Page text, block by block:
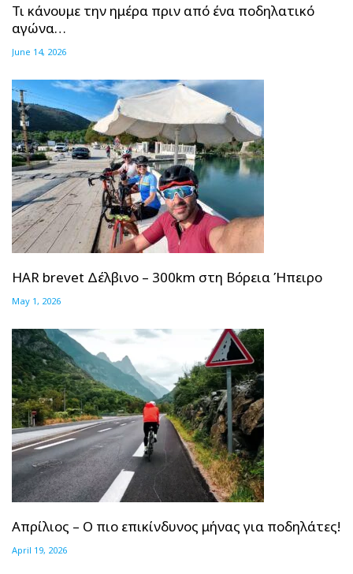
Τι κάνουμε την ημέρα πριν από ένα ποδηλατικό
αγώνα…
June 14, 2026
HAR brevet Δέλβινο – 300km στη Βόρεια Ήπειρο
May 1, 2026
Απρίλιος – Ο πιο επικίνδυνος μήνας για ποδηλάτες!
April 19, 2026